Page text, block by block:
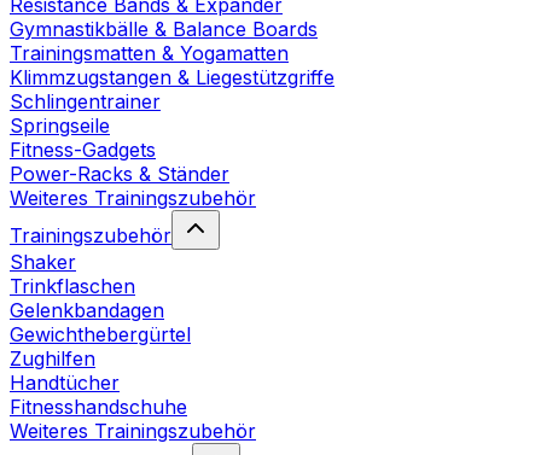
Resistance Bands & Expander
Gymnastikbälle & Balance Boards
Trainingsmatten & Yogamatten
Klimmzugstangen & Liegestützgriffe
Schlingentrainer
Springseile
Fitness-Gadgets
Power-Racks & Ständer
Weiteres Trainingszubehör
Trainingszubehör
Shaker
Trinkflaschen
Gelenkbandagen
Gewichthebergürtel
Zughilfen
Handtücher
Fitnesshandschuhe
Weiteres Trainingszubehör